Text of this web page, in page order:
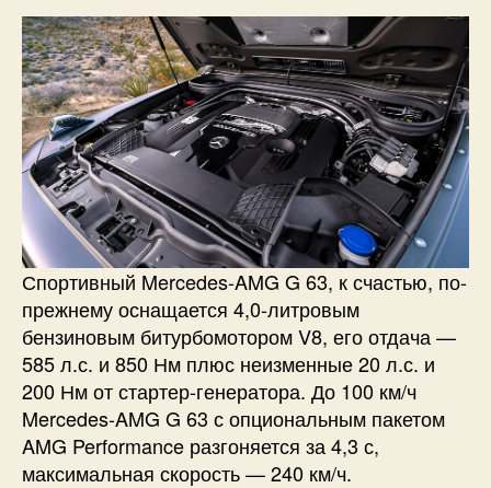
Спортивный Mercedes-AMG G 63, к счастью, по-
прежнему оснащается 4,0-литровым
бензиновым битурбомотором V8, его отдача —
585 л.с. и 850 Нм плюс неизменные 20 л.с. и
200 Нм от стартер-генератора. До 100 км/ч
Mercedes-AMG G 63 с опциональным пакетом
AMG Performance разгоняется за 4,3 с,
максимальная скорость — 240 км/ч.